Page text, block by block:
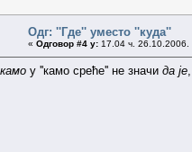
Одг: ''Где'' уместо ''куда''
« Одговор #4 у: 17.04 ч. 26.10.2006.
камо у ''камо среће'' не значи да је